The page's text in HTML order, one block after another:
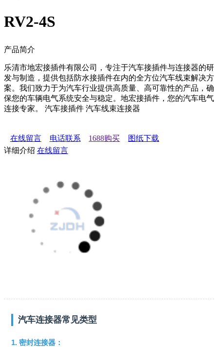
RV2-4S
产品简介
乐清市地宏接插件有限公司，专注于汽车接插件与连接器的研
发与制造，提供包括防水接插件在内的全方位汽车线束解决方
案。我们致力于为汽车行业提供高质量、高可靠性的产品，确
保您的车辆电气系统安全与稳定。地宏接插件，您的汽车电气
连接专家。 汽车接插件 汽车线束连接器
在线留言 电话联系 1688购买
图纸下载
详细介绍 在线留言
汽车连接器常见类型
1. 密封连接器：